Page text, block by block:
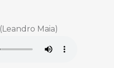
(Leandro Maia)